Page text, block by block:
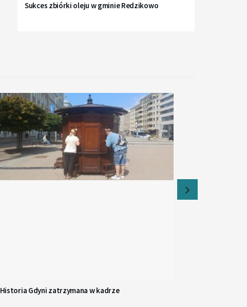
Sukces zbiórki oleju w gminie Redzikowo
Historia Gdyni zatrzymana w kadrze